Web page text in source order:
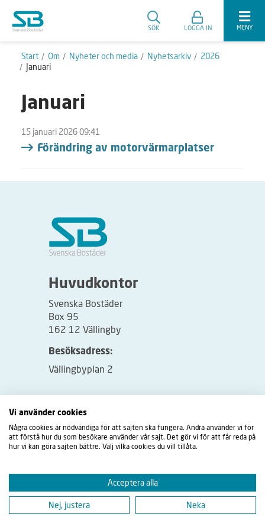
SÖK LOGGA IN MENY
Start Om Nyheter och media Nyhetsarkiv
2026
Januari
Januari
15 januari 2026 09:41
Förändring av motorvärmarplatser
Huvudkontor
Svenska Bostäder
Box 95
162 12 Vällingby
Besöksadress:
Vällingbyplan 2
Vi använder cookies
Några cookies är nödvändiga för att sajten ska fungera. Andra använder vi för
att förstå hur du som besökare använder vår sajt. Det gör vi för att får reda på
hur vi kan göra sajten bättre. Välj vilka cookies du vill tillåta.
Acceptera alla
Nej, justera Neka